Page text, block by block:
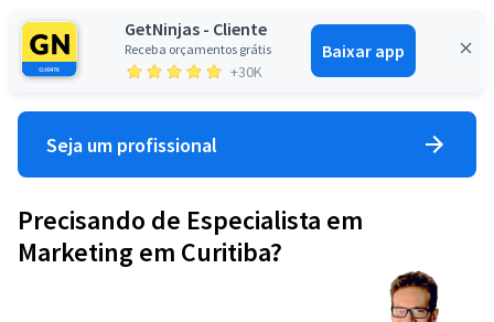
GetNinjas - Cliente
Receba orçamentos grátis
+30K
Baixar app
Entrar
Seja um profissional
Precisando de Especialista em
Marketing em Curitiba?